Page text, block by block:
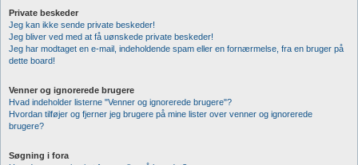
Private beskeder
Jeg kan ikke sende private beskeder!
Jeg bliver ved med at få uønskede private beskeder!
Jeg har modtaget en e-mail, indeholdende spam eller en fornærmelse, fra en bruger på
dette board!
Venner og ignorerede brugere
Hvad indeholder listerne "Venner og ignorerede brugere"?
Hvordan tilføjer og fjerner jeg brugere på mine lister over venner og ignorerede
brugere?
Søgning i fora